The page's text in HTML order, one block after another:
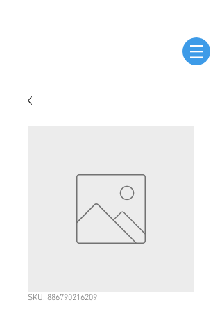
SKU: 886790216209